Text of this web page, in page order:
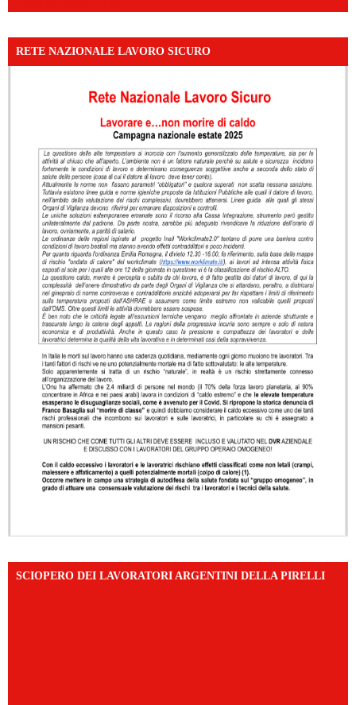
RETE NAZIONALE LAVORO SICURO
SCIOPERO DEI LAVORATORI ARGENTINI DELLA PIRELLI